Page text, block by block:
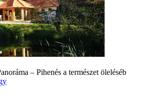
– Pihenés a természet öleléséb